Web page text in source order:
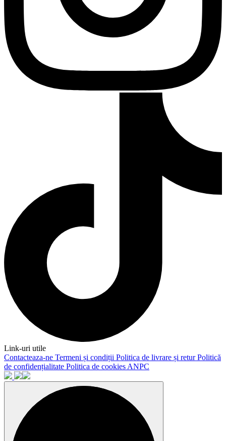
Link-uri utile
Contacteaza-ne Termeni și condiții Politica de livrare și returPolitică
de confidențialitate Politica de cookies ANPC